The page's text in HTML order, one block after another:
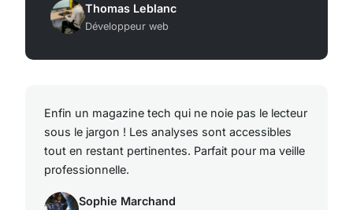
Thomas Leblanc
Développeur web
Enfin un magazine tech qui ne noie pas le lecteur
sous le jargon ! Les analyses sont accessibles
tout en restant pertinentes. Parfait pour ma veille
professionnelle.
Sophie Marchand